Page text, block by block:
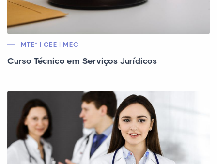
MTE* | CEE | MEC
Curso Técnico em Serviços Jurídicos